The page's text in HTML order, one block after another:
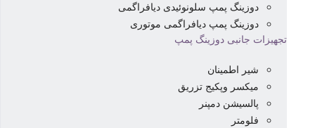
دوزینگ پمپ سلونوئیدی دیافراگمی
دوزینگ پمپ دیافراگمی موتوری
تجهیزات جانبی دوزینگ پمپ
شیر اطمینان
میکسر وپکیج تزریق
پالسیشن دمپنر
فلومتر